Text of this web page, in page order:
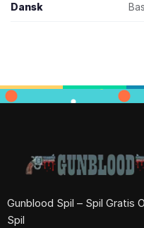
Dansk
Gunblood Spil – Spil Gratis
Spil